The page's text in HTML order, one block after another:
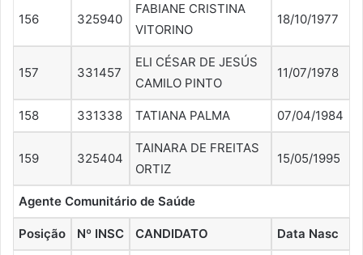
156 325940
FABIANE CRISTINA
VITORINO
18/10/1977
157 331457
ELI CÉSAR DE JESÚS
CAMILO PINTO
11/07/1978
158 331338 TATIANA PALMA 07/04/1984
159 325404
TAINARA DE FREITAS
ORTIZ
15/05/1995
Agente Comunitário de Saúde
Posição Nº INSC CANDIDATO Data Nasc